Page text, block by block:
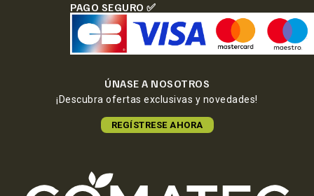
PAGO SEGURO ✅
ÚNASE A NOSOTROS
¡Descubra ofertas exclusivas y novedades!
REGÍSTRESE AHORA